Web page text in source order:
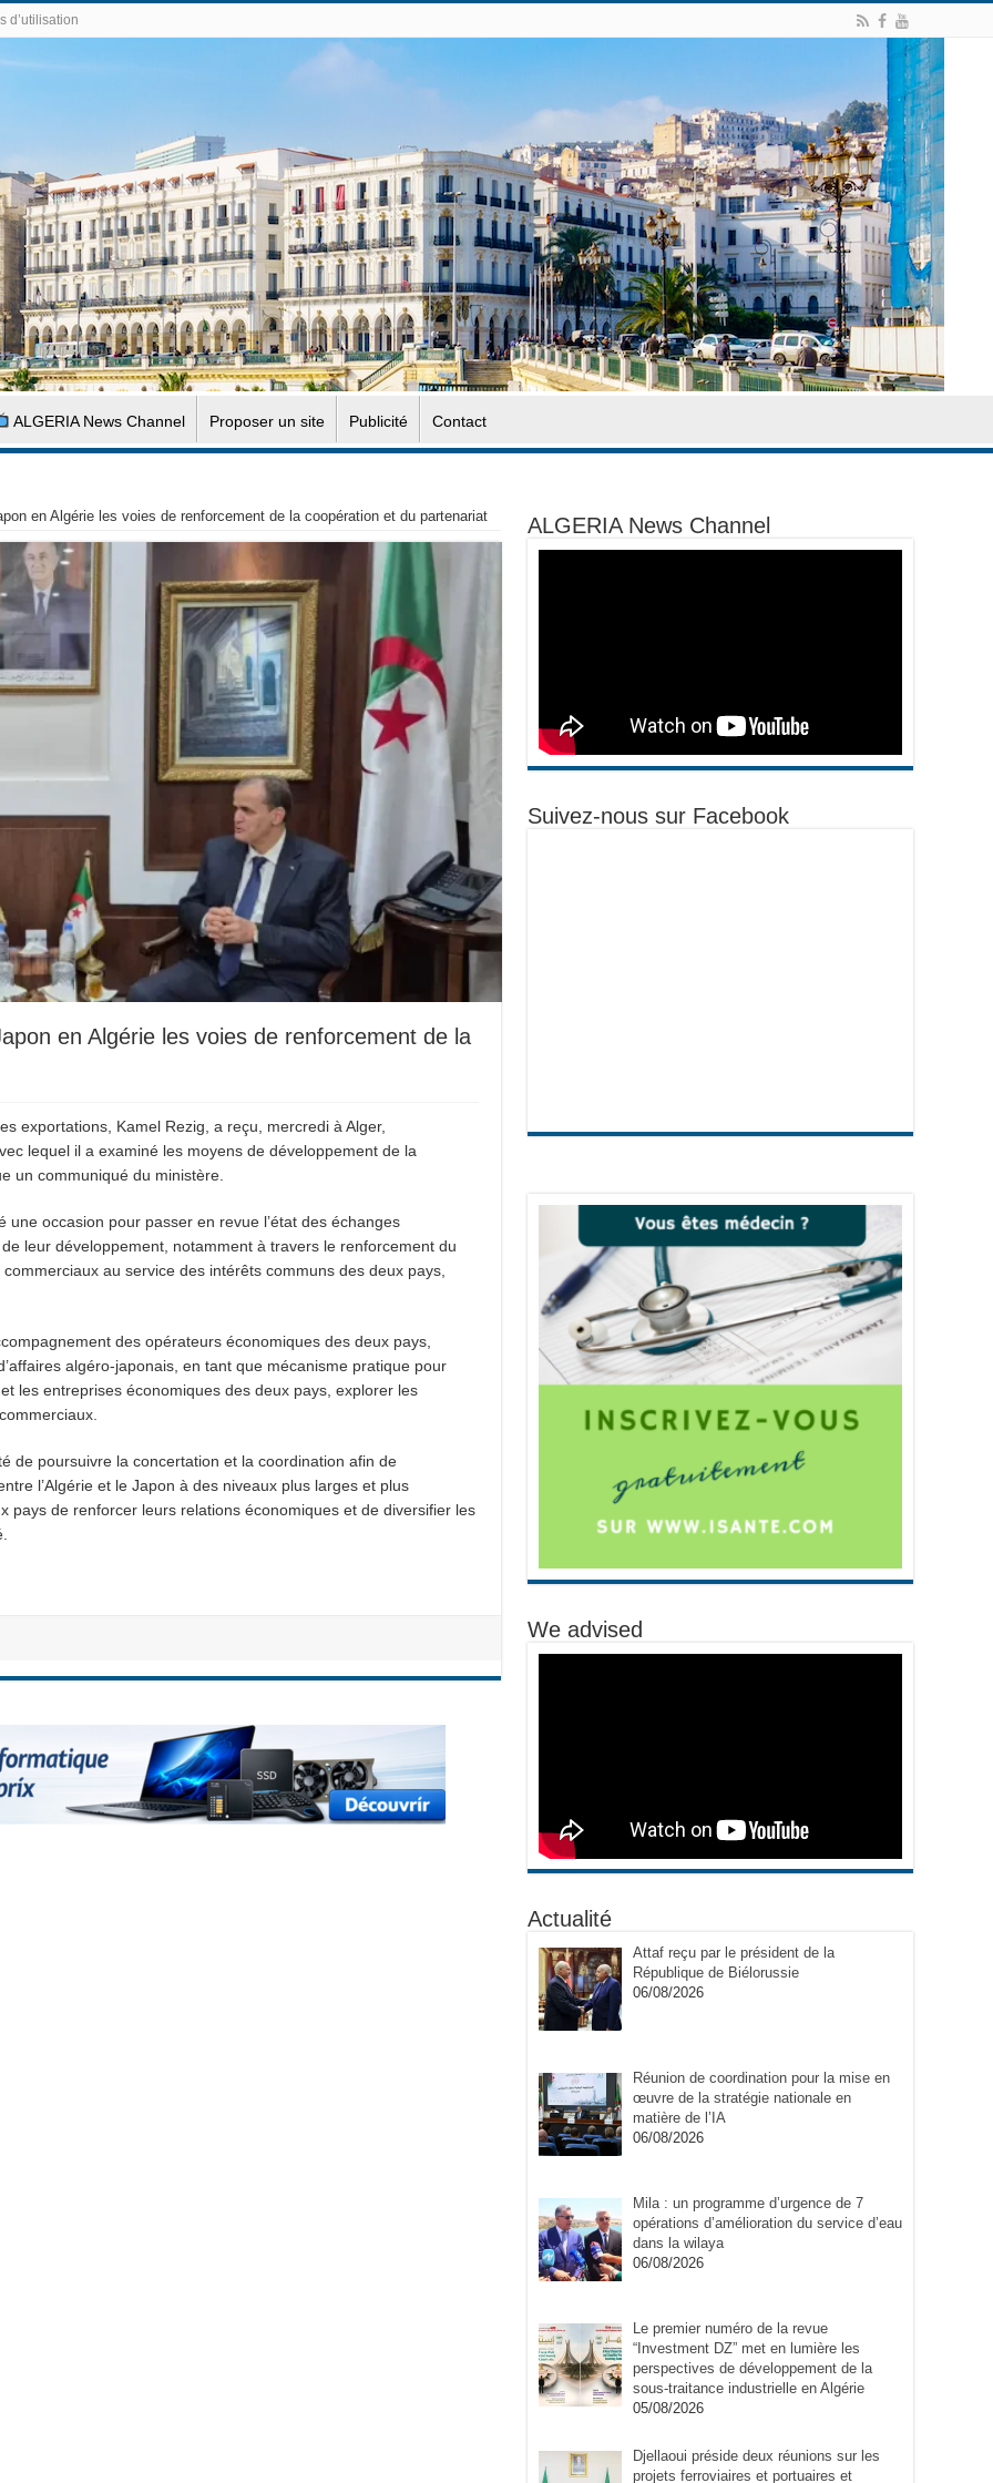
d’utilisation
ALGERIA News Channel Proposer un site Publicité Contact
en Algérie les voies de renforcement de la coopération et du partenariat
en Algérie les voies de renforcement de la
exportations, Kamel Rezig, a reçu, mercredi à Alger,
lequel il a examiné les moyens de développement de la
un communiqué du ministère.
occasion pour passer en revue l’état des échanges
leur développement, notamment à travers le renforcement du
au service des intérêts communs des deux pays,
des opérateurs économiques des deux pays,
algéro-japonais, en tant que mécanisme pratique pour
les entreprises économiques des deux pays, explorer les
de poursuivre la concertation et la coordination afin de
l’Algérie et le Japon à des niveaux plus larges et plus
pays de renforcer leurs relations économiques et de diversifier les
ALGERIA News Channel
Suivez-nous sur Facebook
We advised
Actualité
Attaf reçu par le président de la
République de Biélorussie
06/08/2026
Réunion de coordination pour la mise en
œuvre de la stratégie nationale en
matière de l’IA
06/08/2026
Mila : un programme d’urgence de 7
opérations d’amélioration du service d’eau
dans la wilaya
06/08/2026
Le premier numéro de la revue
“Investment DZ” met en lumière les
perspectives de développement de la
sous-traitance industrielle en Algérie
05/08/2026
Djellaoui préside deux réunions sur les
projets ferroviaires et portuaires et